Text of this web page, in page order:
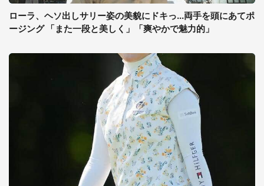
ローラ、ヘソ出しサリー姿の美貌にドキっ...両手を頭にあてポ
ージング 「また一段と美しく」「爽やかで魅力的」